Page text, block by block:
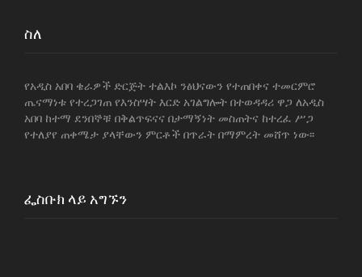
e
o
o
k
p
p
m
ስለ
የአዲስ አበባ ቄራዎች ድርጅት ተልእኮ ንፅህናውን የተጠበቀና ተመርምሮ
ጤናማነቱ የተረጋገጠ የእንስሣት እርድ አገልግሎት በተወዳዳሪ ዋጋ ለአዲስ
አበባ ከተማ ደንበኞቹ በቅልጥፍናና በታማኝነት መስጠትና ከተረፈ ሥጋ
የተለያየ ጠቀሜታ ያላቸውን ምርቶች በጥራት በማምረት መሸጥ ነው፡፡
ፌስቡክ ላይ አግኙን